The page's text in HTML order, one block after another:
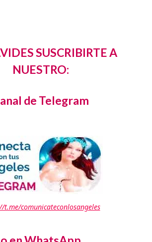
SUSCRIBIRTE A
NUESTRO:
de Telegram
t.me/comunicateconlosangeles